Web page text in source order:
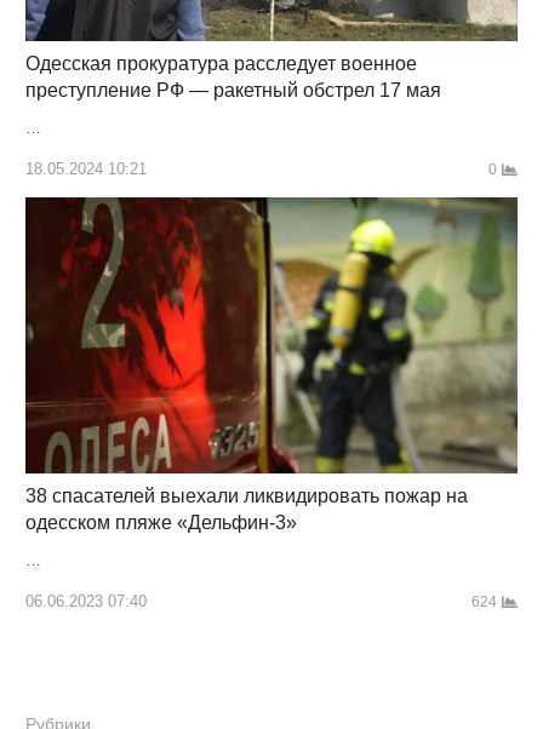
Одесская прокуратура расследует военное
преступление РФ — ракетный обстрел 17 мая
…
18.05.2024 10:21 0
38 спасателей выехали ликвидировать пожар на
одесском пляже «Дельфин-3»
…
06.06.2023 07:40 624
Рубрики